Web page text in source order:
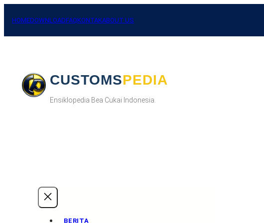
HOMEDOWNLOADFAQKONTAKABOUT US
CUSTOMSPEDIA
Ensiklopedia Bea Cukai Indonesia.
BERITA